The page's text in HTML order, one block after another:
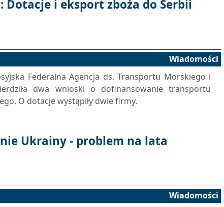
Dotacje i eksport zboża do Serbii
Wiadomości
Federalna Agencja ds. Transportu Morskiego i
dwa wnioski o dofinansowanie transportu
O dotacje wystąpiły dwie firmy.
Ukrainy - problem na lata
Wiadomości